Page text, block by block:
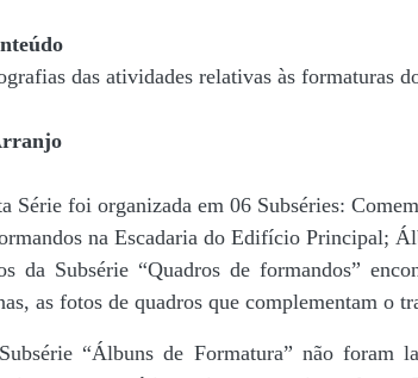
das atividades relativas às formaturas
Série foi organizada em 06 Subséries:
na Escadaria do Edifício Principal;
da Subsérie “Quadros de formandos”
as fotos de quadros que complementam o
“Álbuns de Formatura” não foram